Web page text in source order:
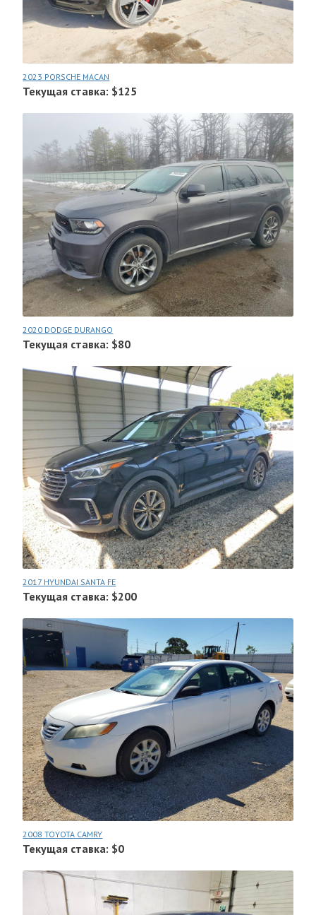
2023 PORSCHE MACAN
Текущая ставка: $125
2020 DODGE DURANGO
Текущая ставка: $80
2017 HYUNDAI SANTA FE
Текущая ставка: $200
2008 TOYOTA CAMRY
Текущая ставка: $0